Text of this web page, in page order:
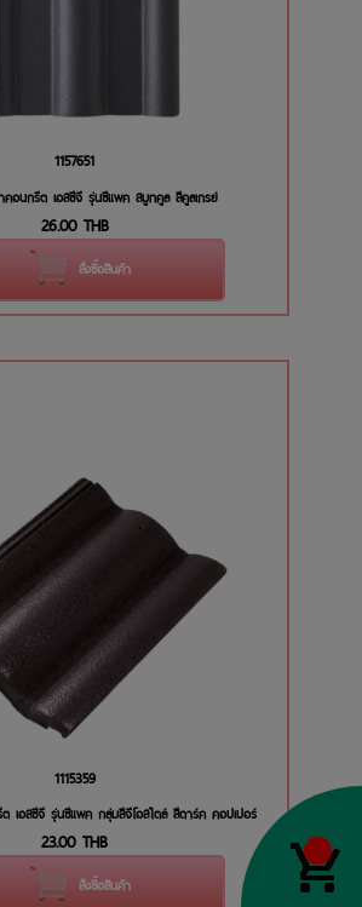
1157651
คอนกรีต เอสซีจี รุ่นซีแพค สมูทคูล สีคูลเกรย์
26.00 THB
สั่งซื้อสินค้า
1115359
ต เอสซีจี รุ่นซีแพค กลุ่มสีจีโอสไตล์ สีดาร์ค คอปเปอร์
23.00 THB
สั่งซื้อสินค้า